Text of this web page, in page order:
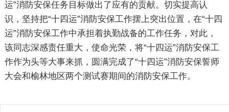
运”消防安保任务目标做出了应有的贡献。切实提高认
识，坚持把“十四运”消防安保工作摆上突出位置，在“十四
运”消防安保工作中承担着执勤战备的工作任务，对此，
该同志深感责任重大，使命光荣，将“十四运”消防安保工
作作为头等大事来抓，圆满完成了“十四运”消防安保誓师
大会和榆林地区两个测试赛期间的消防安保工作。